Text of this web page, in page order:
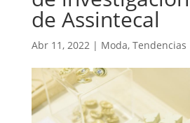
de Assintecal
Abr 11, 2022| Moda, Tendencias